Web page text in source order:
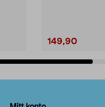
149,90